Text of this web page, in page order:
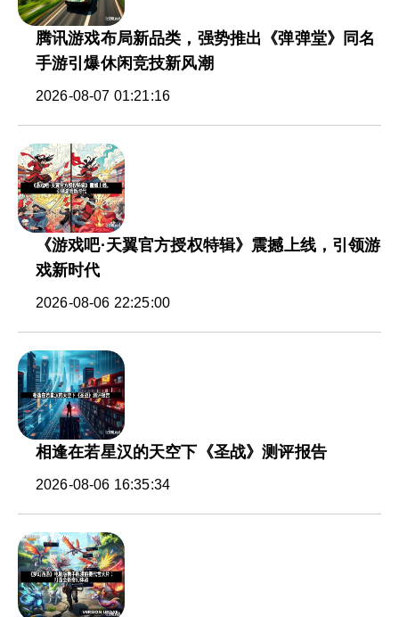
腾讯游戏布局新品类，强势推出《弹弹堂》同名
手游引爆休闲竞技新风潮
2026-08-07 01:21:16
《游戏吧·天翼官方授权特辑》震撼上线，引领游
戏新时代
2026-08-06 22:25:00
相逢在若星汉的天空下《圣战》测评报告
2026-08-06 16:35:34